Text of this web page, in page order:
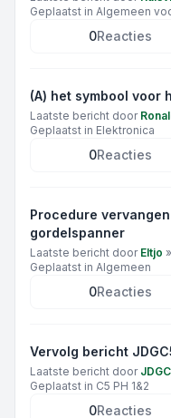
Geplaatst in Algemeen
0Reacties
(A) het symbool voor
Laatste bericht door
Geplaatst in Elektronica
0Reacties
Procedure
gordelspanner
Laatste bericht door Eltjo »
Geplaatst in Algemeen
0Reacties
Vervolg bericht
Laatste bericht door
Geplaatst in C5 PH 1&2
0Reacties